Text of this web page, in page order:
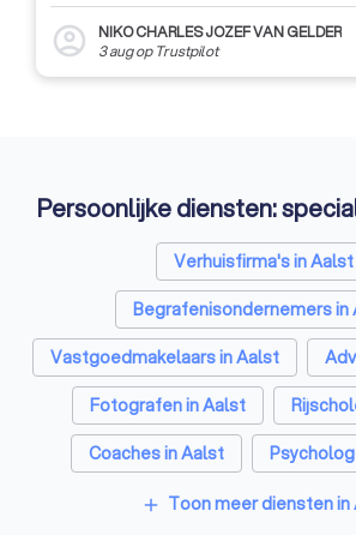
account_circle
NIKO CHARLES JOZEF VAN GELDER
3 augop Trustpilot
Persoonlijke diensten:
Verhuisfirma's in Aalst
Begrafenisondernemers in
Vastgoedmakelaars in Aalst
Fotografen in Aalst
Coaches in Aalst
Relatietherapeut in Aalst
add Toon meer diensten in